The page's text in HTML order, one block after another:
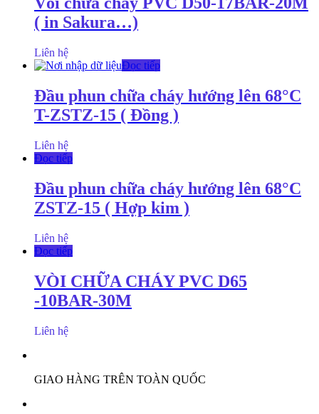
( in Sakura…)
Liên hệ
Đọc tiếp
Đầu phun chữa cháy hướng lên 68°C
T-ZSTZ-15 ( Đồng )
Liên hệ
Đọc tiếp
Đầu phun chữa cháy hướng lên 68°C
ZSTZ-15 ( Hợp kim )
Liên hệ
Đọc tiếp
VÒI CHỮA CHÁY PVC D65
-10BAR-30M
Liên hệ
GIAO HÀNG TRÊN TOÀN QUỐC